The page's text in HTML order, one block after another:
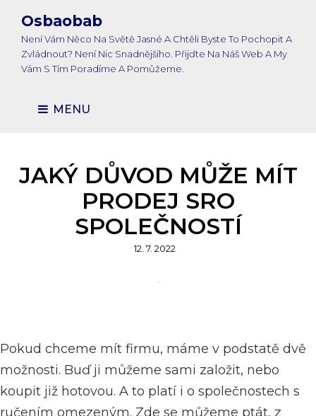
Osbaobab
Není Vám Něco Na Světě Jasné A Chtěli Byste To Pochopit A
Zvládnout? Není Nic Snadnějšího. Přijďte Na Náš Web A My
Vám S Tím Poradíme A Pomůžeme.
MENU
JAKÝ DŮVOD MŮŽE MÍT
PRODEJ SRO
SPOLEČNOSTÍ
Posted
12. 7. 2022
Pokud chceme mít firmu, máme v podstatě dvě
možnosti. Buď ji můžeme sami založit, nebo
koupit již hotovou. A to platí i o společnostech s
ručením omezeným. Zde se můžeme ptát, z